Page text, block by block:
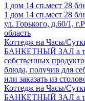
1 дом 14 сп.мест 28 б/
1 дом 14 сп.мест 28 б/
ул. Горького, д.60/1,
область
Коттедж на Часы/
БАНКЕТНЫЙ ЗАЛ а
собственных
блюда, получив для
или заказать из
Коттедж на Часы/
БАНКЕТНЫЙ ЗАЛ а